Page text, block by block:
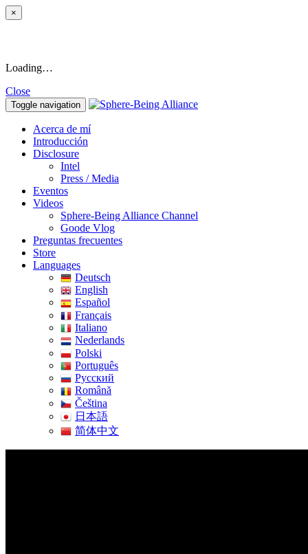
×
Loading…
Close
Toggle navigation
Acerca de mí
Introducción
Disclosure
Intel
Press / Media
Eventos
Videos
Sphere-Being Alliance Channel
Goode Vlog
Preguntas frecuentes
Store
Languages
Deutsch
English
Español
Français
Italiano
Nederlands
Polski
Português
Pусский
Română
Čeština
日本語
简体中文